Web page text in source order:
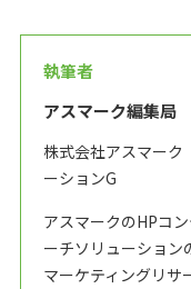
執筆者
アスマーク編集局
株式会社アスマー
ーションG
アスマークのHPコ
ーチソリューション
マーケティングリサ